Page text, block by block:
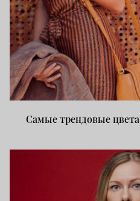
Самые трендовые цвета